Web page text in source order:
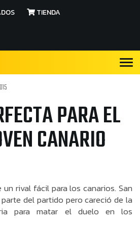
TIENDA
PARA EL
CANARIO
rival fácil para los canarios. San
del partido pero careció de la
para matar el duelo en los